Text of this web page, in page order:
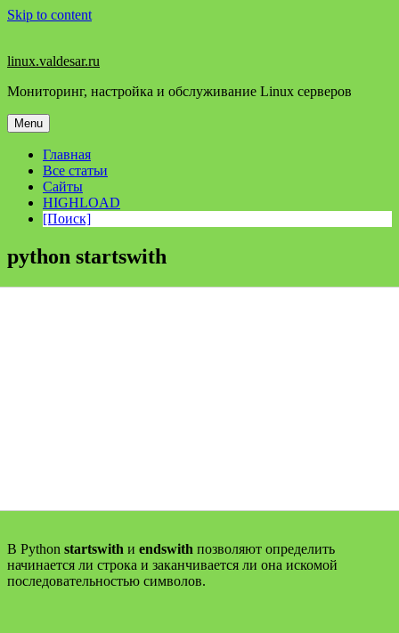
Skip to content
linux.valdesar.ru
Мониторинг, настройка и обслуживание Linux серверов
Menu
Главная
Все статьи
Сайты
HIGHLOAD
[Поиск]
python startswith
В Python startswith и endswith позволяют определить
начинается ли строка и заканчивается ли она искомой
последовательностью символов.